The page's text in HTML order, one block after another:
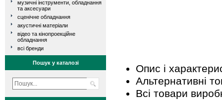
музичні інструменти, обладнання
та аксесуари
сценічне обладнання
акустичні матеріали
відео та кінопроекційне
обладнання
всі бренди
Пошук у каталозі
Опис і
Альтернативні
Всі товари